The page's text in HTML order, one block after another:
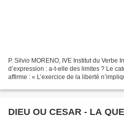
P. Silvio MORENO, IVE Institut du Verbe
d’expression : a-t-elle des limites ? Le
affirme : « L’exercice de la liberté
DIEU OU CESAR - LA